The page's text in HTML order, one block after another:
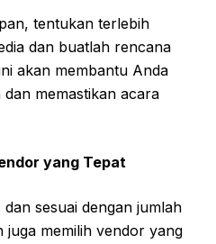
tentukan terlebih
dan buatlah rencana
akan membantu Anda
memastikan acara
yang Tepat
sesuai dengan jumlah
juga memilih vendor yang